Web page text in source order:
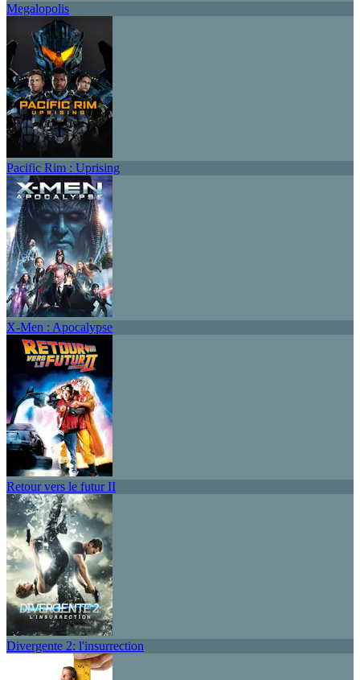
Megalopolis
Pacific Rim : Uprising
X-Men : Apocalypse
Retour vers le futur II
Divergente 2: l'insurrection